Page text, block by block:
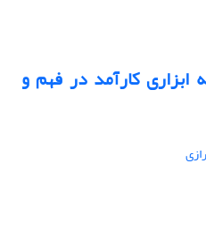
ابزاری کارآمد در فهم و